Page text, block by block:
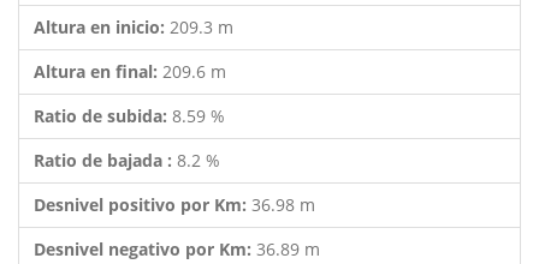
Altura en inicio: 209.3 m
Altura en final: 209.6 m
Ratio de subida: 8.59 %
Ratio de bajada : 8.2 %
Desnivel positivo por Km: 36.98 m
Desnivel negativo por Km: 36.89 m